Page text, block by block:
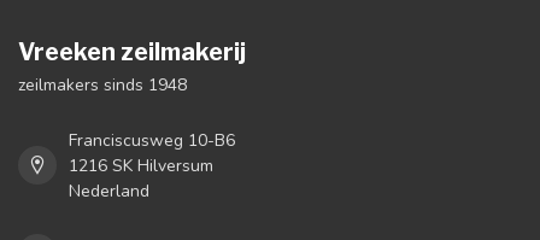
Vreeken zeilmakerij
zeilmakers sinds 1948
Franciscusweg 10-B6
1216 SK Hilversum
Nederland